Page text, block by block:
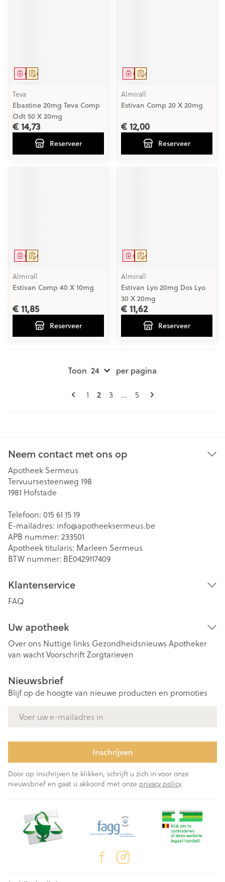
Op voorschrift
Geneesmiddel
Teva
Ebastine 20mg Teva Comp
Odt 50 X 20mg
€ 14,73
Reserveer
Op voorschrift
Geneesmiddel
Almirall
Estivan Comp 20 X 20mg
€ 12,00
Reserveer
Op voorschrift
Geneesmiddel
Almirall
Estivan Comp 40 X 10mg
€ 11,85
Reserveer
Op voorschrift
Geneesmiddel
Almirall
Estivan Lyo 20mg Dos Lyo
30 X 20mg
€ 11,62
Reserveer
Pagina's
Pagina
1 U lees momenteel pagina
2 Pagina
3 ... Pagina
5
Toon per pagina
Neem contact met ons op
Apotheek Sermeus
Tervuursesteenweg 198
1981 Hofstade
Telefoon: 015 61 15 19
E-mailadres: info@apotheeksermeus.be
APB nummer: 233501
Apotheek titularis: Marleen Sermeus
BTW nummer: BE0429117409
Klantenservice
FAQ
Uw apotheek
Over ons Nuttige links Gezondheidsnieuws Apotheker
van wachtVoorschriftZorgtarieven
Nieuwsbrief
Blijf op de hoogte van nieuwe producten en promoties
Inschrijven
Door op inschrijven te klikken, schrijft u zich in voor onze
nieuwsbrief en gaat u akkoord met onze privacy policy.